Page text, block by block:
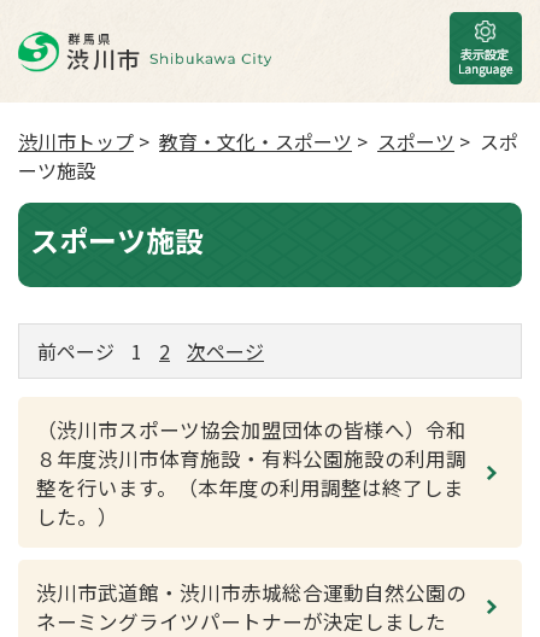
渋川市トップ > 教育・文化・スポーツ > スポーツ > スポ
ーツ施設
スポーツ施設
前ページ 1 2 次ページ
（渋川市スポーツ協会加盟団体の皆様へ）令和
８年度渋川市体育施設・有料公園施設の利用調
整を行います。（本年度の利用調整は終了しま
した。）
渋川市武道館・渋川市赤城総合運動自然公園の
ネーミングライツパートナーが決定しました